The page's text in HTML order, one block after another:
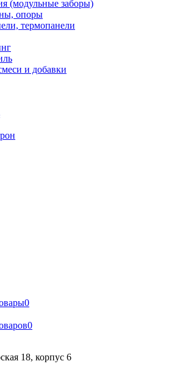
(модульные заборы)
опоры
термопанели
и добавки
0
0
18, корпус 6